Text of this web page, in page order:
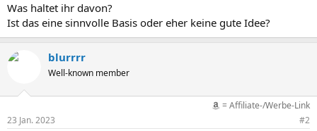
Was haltet ihr davon?
Ist das eine sinnvolle Basis oder eher keine gute Idee?
blurrrr
Well-known member
= Affiliate-/Werbe-Link
23 Jan. 2023
#2